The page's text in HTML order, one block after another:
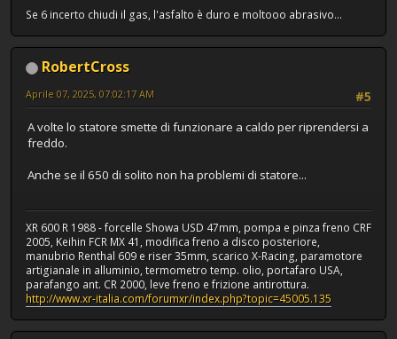
Se 6 incerto chiudi il gas, l'asfalto è duro e moltooo abrasivo...
RobertCross
#5
Aprile 07, 2025, 07:02:17 AM
A volte lo statore smette di funzionare a caldo per riprendersi a
freddo.
Anche se il 650 di solito non ha problemi di statore...
XR 600 R 1988 - forcelle Showa USD 47mm, pompa e pinza freno CRF
2005, Keihin FCR MX 41, modifica freno a disco posteriore,
manubrio Renthal 609 e riser 35mm, scarico X-Racing, paramotore
artigianale in alluminio, termometro temp. olio, portafaro USA,
parafango ant. CR 2000, leve freno e frizione antirottura.
http://www.xr-italia.com/forumxr/index.php?topic=45005.135